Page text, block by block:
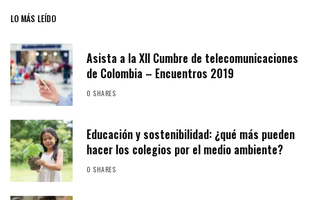
LO MÁS LEÍDO
Asista a la XII Cumbre de telecomunicaciones
de Colombia – Encuentros 2019
0 SHARES
Educación y sostenibilidad: ¿qué más pueden
hacer los colegios por el medio ambiente?
0 SHARES